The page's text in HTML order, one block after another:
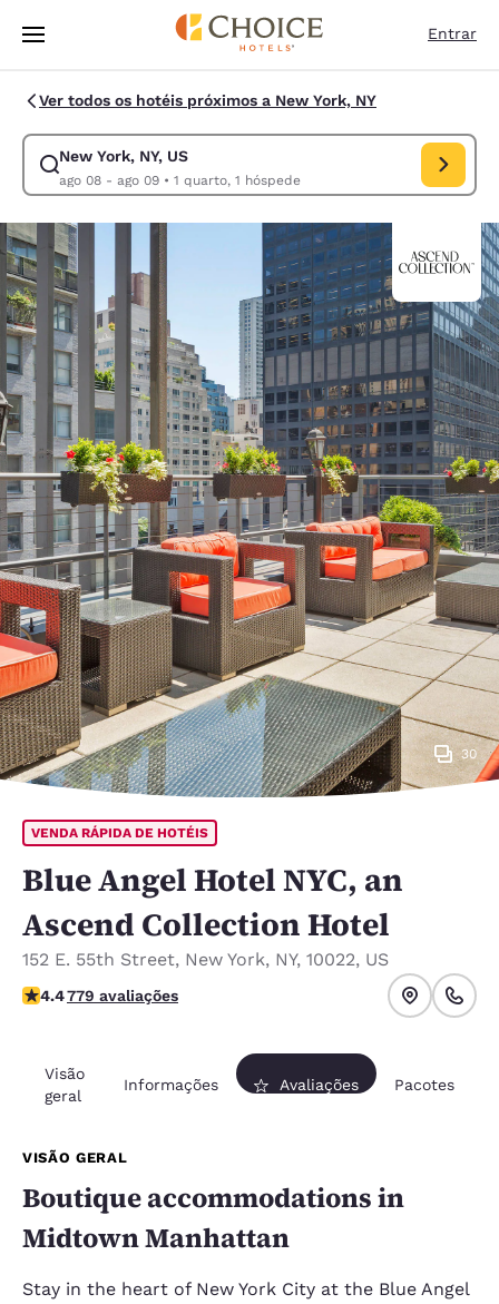
Pular Para Conteúdo Principal
Entrar
Ver todos os hotéis próximos a New York, NY
New York, NY, US
ago 08 - ago 09• 1 quarto, 1 hóspede
Modificar pesquisa para New York, NY, US. Data de check-in ago 08,
30
VENDA RÁPIDA DE HOTÉIS
Blue Angel Hotel NYC, an
Ascend Collection Hotel
152 E. 55th Street, New York, NY, 10022, US
classificação 4.38 estrelas. Excelente.
4.4779 avaliações
Visão
geral
Informações Avaliações Pacotes
VISÃO GERAL
Boutique accommodations in
Midtown Manhattan
Stay in the heart of New York City at the Blue Angel